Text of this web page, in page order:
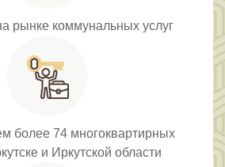
рынке коммунальных услуг
более 74 многоквартирных
и Иркутской области